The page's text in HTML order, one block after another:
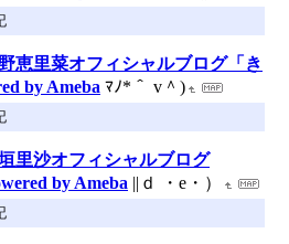
恵里菜オフィシャルブログ「き
by Ameba ﾏﾉ*＾ v＾)
里沙オフィシャルブログ
by Ameba ||ｄ ・e・）